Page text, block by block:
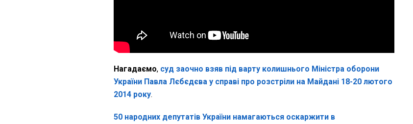
Нагадаємо, суд заочно взяв під варту колишнього Міністра оборони
України Павла Лєбєдєва у справі про розстріли на Майдані 18-20 лютого
2014 року.
50 народних депутатів України намагаються оскаржити в